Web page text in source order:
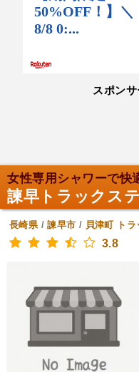
スポン
女性専用シャワーで快
諫早トラックス
長崎県/諫早市 / 貝津町 ト
3.8